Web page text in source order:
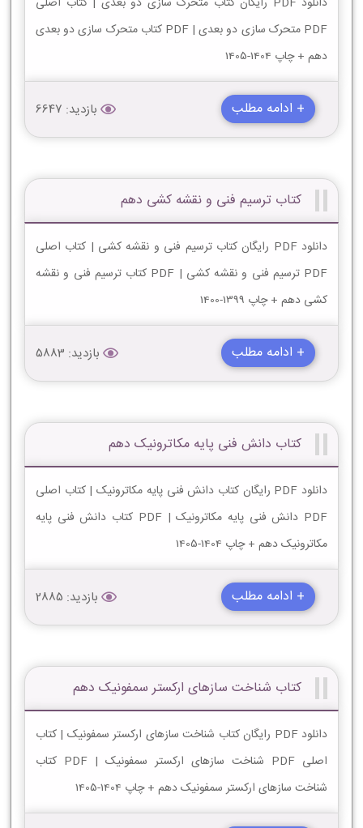
PDF متحرک سازی دو بعدی | PDF کتاب متحرک سازی دو بعدی
دهم + چاپ 1404-1405
+ ادامه مطلب بازدید: 6647
کتاب ترسیم فنی و نقشه کشی دهم
دانلود PDF رایگان کتاب ترسیم فنی و نقشه کشی | کتاب اصلی
PDF ترسیم فنی و نقشه کشی | PDF کتاب ترسیم فنی و نقشه
کشی دهم + چاپ 1399-1400
+ ادامه مطلب بازدید: 5883
کتاب دانش فنی پایه مکاترونیک دهم
دانلود PDF رایگان کتاب دانش فنی پایه مکاترونیک | کتاب اصلی
PDF دانش فنی پایه مکاترونیک | PDF کتاب دانش فنی پایه
مکاترونیک دهم + چاپ 1404-1405
+ ادامه مطلب بازدید: 2885
کتاب شناخت سازهای ارکستر سمفونیک دهم
دانلود PDF رایگان کتاب شناخت سازهای ارکستر سمفونیک | کتاب
اصلی PDF شناخت سازهای ارکستر سمفونیک | PDF کتاب
شناخت سازهای ارکستر سمفونیک دهم + چاپ 1404-1405